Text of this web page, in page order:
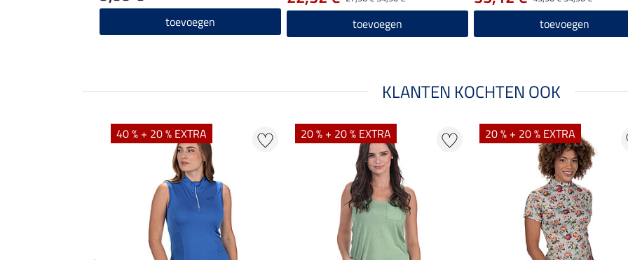
toevoegen toevoegen toevoegen
KLANTEN KOCHTEN OOK
40 % + 20 % EXTRA 20 % + 20 % EXTRA 20 % + 20 % EXTRA